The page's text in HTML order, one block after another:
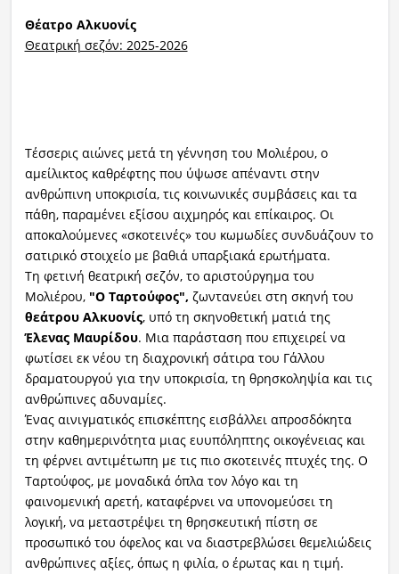
Θέατρο Αλκυονίς
Θεατρική σεζόν: 2025-2026
Τέσσερις αιώνες μετά τη γέννηση του Μολιέρου, ο
αμείλικτος καθρέφτης που ύψωσε απέναντι στην
ανθρώπινη υποκρισία, τις κοινωνικές συμβάσεις και τα
πάθη, παραμένει εξίσου αιχμηρός και επίκαιρος. Οι
αποκαλούμενες «σκοτεινές» του κωμωδίες συνδυάζουν το
σατιρικό στοιχείο με βαθιά υπαρξιακά ερωτήματα.
Τη φετινή θεατρική σεζόν, το αριστούργημα του
Μολιέρου, "Ο Ταρτούφος", ζωντανεύει στη σκηνή του
θεάτρου Αλκυονίς, υπό τη σκηνοθετική ματιά της
Έλενας Μαυρίδου. Μια παράσταση που επιχειρεί να
φωτίσει εκ νέου τη διαχρονική σάτιρα του Γάλλου
δραματουργού για την υποκρισία, τη θρησκοληψία και τις
ανθρώπινες αδυναμίες.
Ένας αινιγματικός επισκέπτης εισβάλλει απροσδόκητα
στην καθημερινότητα μιας ευυπόληπτης οικογένειας και
τη φέρνει αντιμέτωπη με τις πιο σκοτεινές πτυχές της. Ο
Ταρτούφος, με μοναδικά όπλα τον λόγο και τη
φαινομενική αρετή, καταφέρνει να υπονομεύσει τη
λογική, να μεταστρέψει τη θρησκευτική πίστη σε
προσωπικό του όφελος και να διαστρεβλώσει θεμελιώδεις
ανθρώπινες αξίες, όπως η φιλία, ο έρωτας και η τιμή.